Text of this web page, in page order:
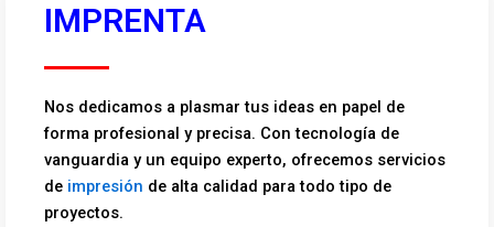
IMPRENTA
Nos dedicamos a plasmar tus ideas en papel de
forma profesional y precisa. Con tecnología de
vanguardia y un equipo experto, ofrecemos servicios
de impresión de alta calidad para todo tipo de
proyectos.